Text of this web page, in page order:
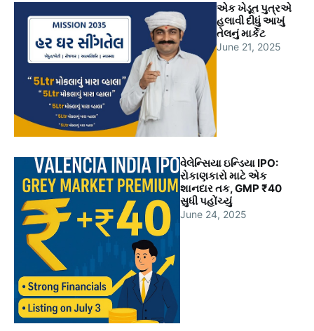
એક ખેડૂત પુત્રએ
હલાવી દીધું આખું
તેલનું માર્કેટ
June 21, 2025
વેલેન્સિયા ઇન્ડિયા IPO:
રોકાણકારો માટે એક
શાનદાર તક, GMP ₹40
સુધી પહોંચ્યું
June 24, 2025